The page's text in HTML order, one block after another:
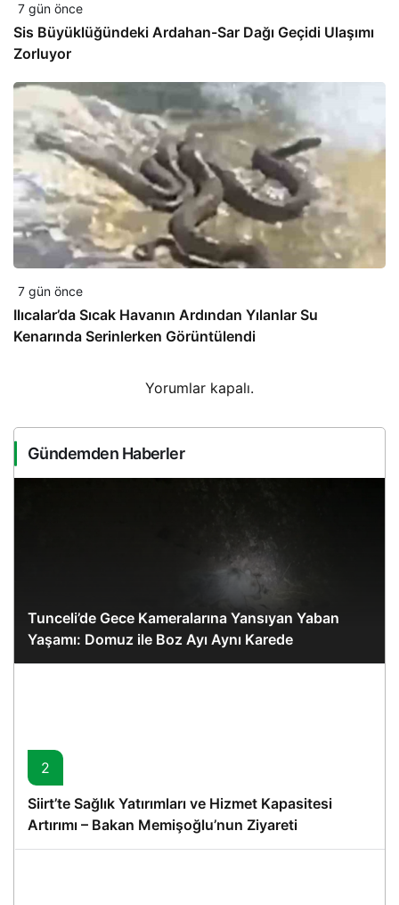
7 gün önce
Sis Büyüklüğündeki Ardahan-Sar Dağı Geçidi Ulaşımı
Zorluyor
7 gün önce
Ilıcalar’da Sıcak Havanın Ardından Yılanlar Su
Kenarında Serinlerken Görüntülendi
Yorumlar kapalı.
Gündemden Haberler
Tunceli’de Gece Kameralarına Yansıyan Yaban
Yaşamı: Domuz ile Boz Ayı Aynı Karede
2
Siirt’te Sağlık Yatırımları ve Hizmet Kapasitesi
Artırımı – Bakan Memişoğlu’nun Ziyareti